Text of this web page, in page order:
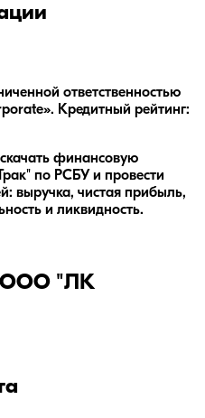
ответственностью
Кредитный рейтинг:
финансовую
по РСБУ и провести
выручка, чистая прибыль,
и ликвидность.
ООО "ЛК